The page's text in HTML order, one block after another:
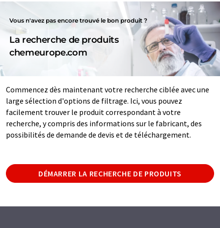
Vous n'avez pas encore trouvé le bon produit ?
La recherche de produits
chemeurope.com
Commencez dès maintenant votre recherche ciblée avec une
large sélection d'options de filtrage. Ici, vous pouvez
facilement trouver le produit correspondant à votre
recherche, y compris des informations sur le fabricant, des
possibilités de demande de devis et de téléchargement.
DÉMARRER LA RECHERCHE DE PRODUITS